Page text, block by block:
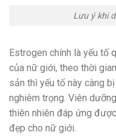
Lưu ý khi
Estrogen chính là yếu tố
của nữ giới, theo thời
sản thì yếu tố này càng
nghiêm trọng. Viên
thiên nhiên đáp ứng
đẹp cho nữ giới.